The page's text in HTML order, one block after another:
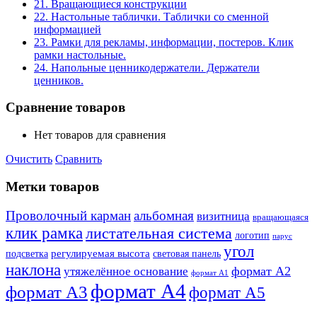
21. Вращающиеся конструкции
22. Настольные таблички. Таблички со сменной
информацией
23. Рамки для рекламы, информации, постеров. Клик
рамки настольные.
24. Напольные ценникодержатели. Держатели
ценников.
Сравнение товаров
Нет товаров для сравнения
Очистить Сравнить
Метки товаров
Проволочный карманальбомная визитница вращающаяся
клик рамка листательная система логотип парус
подсветка регулируемая высота световая панель угол
наклона утяжелённое основание формат А1 формат А2
формат А3 формат А4формат А5